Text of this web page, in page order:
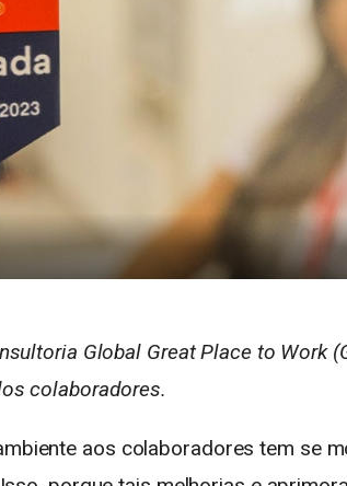
Global Great Place to Work
colaboradores.
aos colaboradores tem se